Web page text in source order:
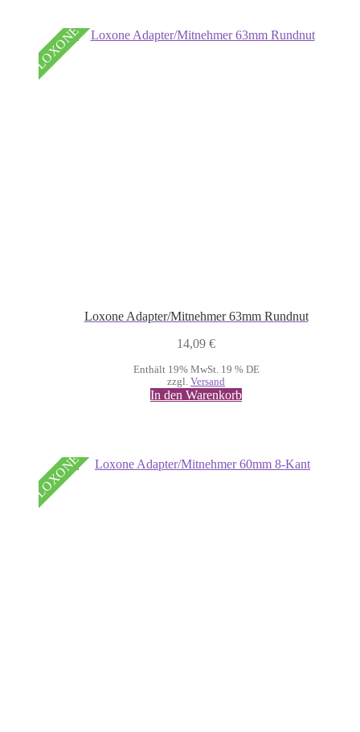
LOXONE
Loxone Adapter/Mitnehmer 63mm Rundnut
14,09 €
Enthält 19% MwSt. 19 % DE
zzgl. Versand
In den Warenkorb
LOXONE